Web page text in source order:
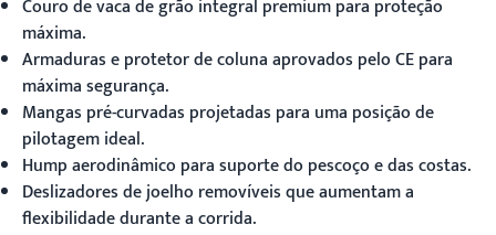
Couro de vaca de grão integral premium para proteção
máxima.
Armaduras e protetor de coluna aprovados pelo CE para
máxima segurança.
Mangas pré-curvadas projetadas para uma posição de
pilotagem ideal.
Hump aerodinâmico para suporte do pescoço e das costas.
Deslizadores de joelho removíveis que aumentam a
flexibilidade durante a corrida.